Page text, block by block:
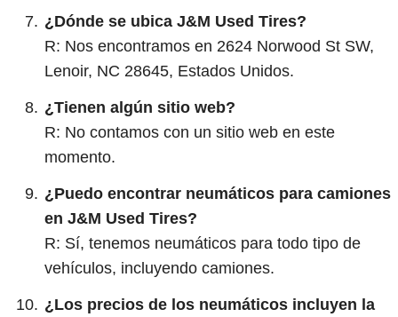
¿Dónde se ubica J&M Used Tires?
R: Nos encontramos en 2624 Norwood St SW,
Lenoir, NC 28645, Estados Unidos.
¿Tienen algún sitio web?
R: No contamos con un sitio web en este
momento.
¿Puedo encontrar neumáticos para camiones
en J&M Used Tires?
R: Sí, tenemos neumáticos para todo tipo de
vehículos, incluyendo camiones.
¿Los precios de los neumáticos incluyen la